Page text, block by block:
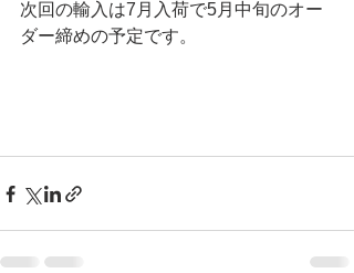
次回の輸入は7月入荷で5月中旬のオー
ダー締めの予定です。